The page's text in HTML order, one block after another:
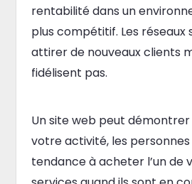
rentabilité dans un
plus compétitif. Les réseaux
attirer de nouveaux clients
fidélisent pas.
Un site web peut démontrer
votre activité, les
tendance à acheter l’un de